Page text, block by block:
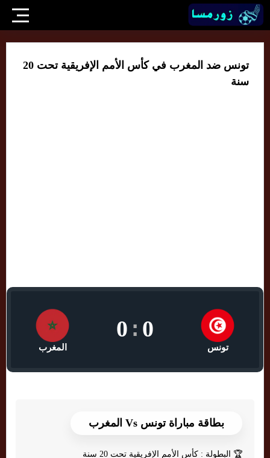
تونس ضد المغرب في كأس الأمم الإفريقية تحت 20
سنة
تونس
0
:
0
المغرب
بطاقة مباراة تونس Vs المغرب
🏆 البطولة : كأس الأمم الإفريقية تحت 20 سنة